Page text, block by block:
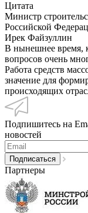
Цитата
Министр
Российской
Ирек Файзуллин
В нынешнее время,
вопросов очень
Работа средств
значение для
происходящих
Подпишитесь на
новостей
Партнеры